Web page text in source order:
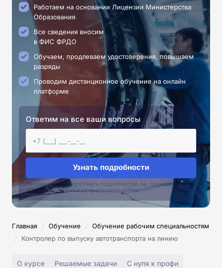
Работаем на основании Лицензии Министерства
Образования
Все сведения вносим
в ФИС ФРДО
Обучаем, продлеваем удостоверения, повышаем
разряды
Проводим дистанционное обучение на онлайн
платформе
Ответим на все ваши вопросы
Узнать подробности
Нажимая на кнопку «Узнать подробности», вы соглашаетесь с
условиями политики конфиденциальностии
Главная / Обучение / Обучение рабочим специальностям
/ Контролер по выпуску автотранспорта на линию
О курсе Решаемые задачи С нуля к профи